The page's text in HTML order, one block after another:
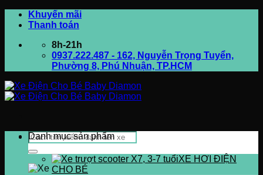
qua
dung
Khuyến mãi
Thanh toán
8h-21h
0937.222.487 - 162, Nguyễn Trọng Tuyển,
Phường 8, Phú Nhuận, TP.HCM
Tìm
kiếm:
Danh mục sản phẩm
XE HƠI ĐIỆN
CHO BÉ